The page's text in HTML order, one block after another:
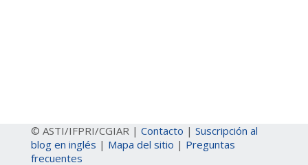
© ASTI/IFPRI/CGIAR | Contacto | Suscripción al
blog en inglés | Mapa del sitio | Preguntas
frecuentes